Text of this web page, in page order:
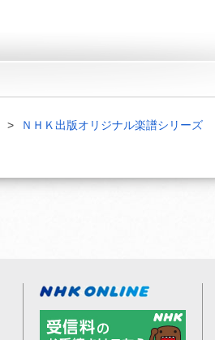
ＮＨＫ出版オリジナル楽譜シリーズ